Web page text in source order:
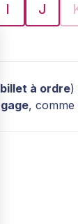
I J
billet à ordre)
gage, comme